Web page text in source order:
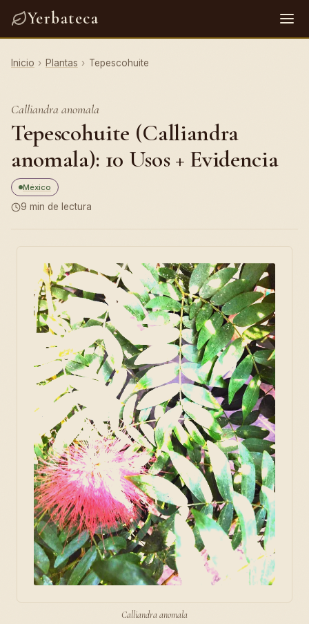
Yerbateca
Inicio › Plantas › Tepescohuite
Calliandra anomala
Tepescohuite (Calliandra
anomala): 10 Usos + Evidencia
México
9 min de lectura
Calliandra anomala